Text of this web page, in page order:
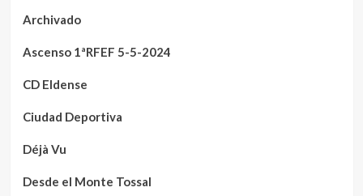
Archivado
Ascenso 1ªRFEF 5-5-2024
CD Eldense
Ciudad Deportiva
Déjà Vu
Desde el Monte Tossal